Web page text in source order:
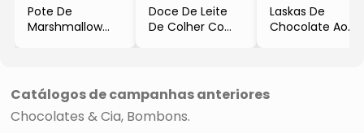
Pote De
Marshmallow
Doce De Leite
De Colher Com
- 180g
- GoldKo
Laskas De
Chocolate Ao
Catálogos de campanhas anteriores
Chocolates & Cia Bombons